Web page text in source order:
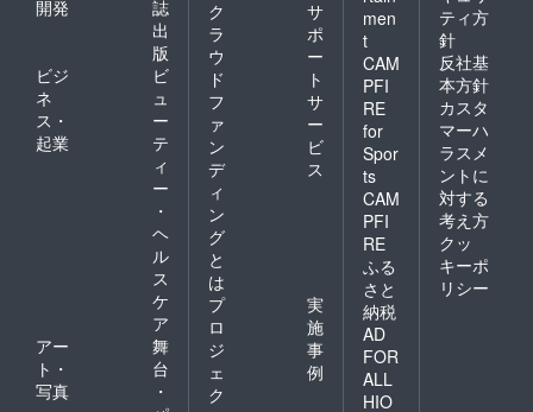
開発
誌
出
版
ビジ
ネ
ス・
起業
ビ
ュ
ー
テ
ィ
ー
・
ヘ
ル
ス
ケ
ア
アー
ト・
写真
舞
台
・
ク
ラ
ウ
ド
フ
ァ
ン
デ
ィ
ン
グ
と
は
サ
ポ
ー
ト
サ
ー
ビ
ス
プ
ロ
ジ
ェ
ク
実
施
事
例
men
t
CAM
PFI
RE
for
Spor
ts
CAM
PFI
RE
ふる
さと
納税
AD
FOR
ALL
HIO
ティ方
針
反社基
本方針
カスタ
マーハ
ラスメ
ントに
対する
考え方
クッ
キーポ
リシー